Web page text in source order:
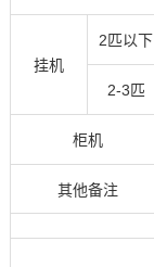
挂机
2匹以下
2-3匹
柜机
其他备注